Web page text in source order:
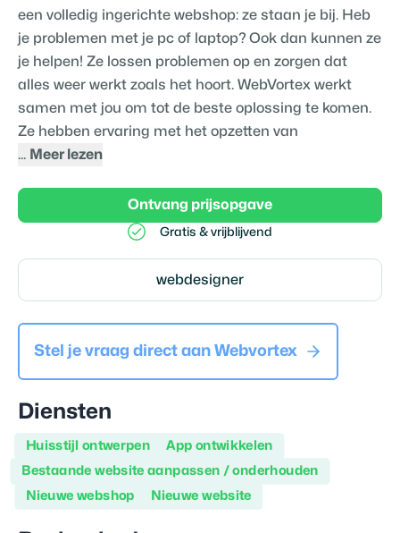
een volledig ingerichte webshop: ze staan je bij. Heb
je problemen met je pc of laptop? Ook dan kunnen ze
je helpen! Ze lossen problemen op en zorgen dat
alles weer werkt zoals het hoort. WebVortex werkt
samen met jou om tot de beste oplossing te komen.
Ze hebben ervaring met het opzetten van
... Meer lezen
Ontvang prijsopgave
Gratis & vrijblijvend
webdesigner
Stel je vraag direct aan Webvortex
Diensten
Huisstijl ontwerpen App ontwikkelen
Bestaande website aanpassen / onderhouden
Nieuwe webshop Nieuwe website